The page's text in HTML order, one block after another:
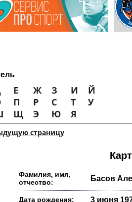
Е Ж З И
Й
П Р С Т
У
Щ Э Ю Я
страницу
Фамилия, имя,
отчество:
Басов
Дата рождения: 3 июня